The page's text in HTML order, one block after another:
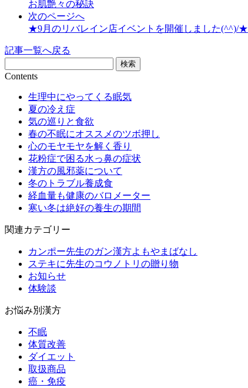
お肌艶々の秘訣
次のページへ
★9月のリバレイン店イベントを開催しました(^^)/★
記事一覧へ戻る
Contents
生理中にやってくる眠気
夏の冷え症
気の巡りと食欲
春の不眠にオススメのツボ押し
心のモヤモヤを解く香り
花粉症で困る水っ鼻の症状
漢方の風邪薬について
冬のトラブル養成食
経血量も健康のバロメーター
寒い冬は絶好の養生の期間
関連カテゴリー
カンポー先生のガン漢方よもやまばなし
ステキに先生のコウノトリの贈り物
お知らせ
体験談
お悩み別漢方
不眠
体質改善
ダイエット
取扱商品
癌・免疫